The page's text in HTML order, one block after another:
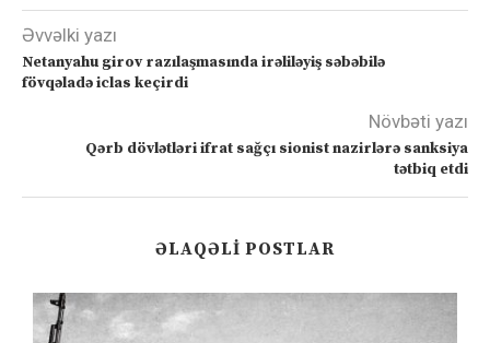
Əvvəlki yazı
Netanyahu girov razılaşmasında irəliləyiş səbəbilə
fövqəladə iclas keçirdi
Növbəti yazı
Qərb dövlətləri ifrat sağçı sionist nazirlərə sanksiya
tətbiq etdi
ƏLAQƏLI POSTLAR